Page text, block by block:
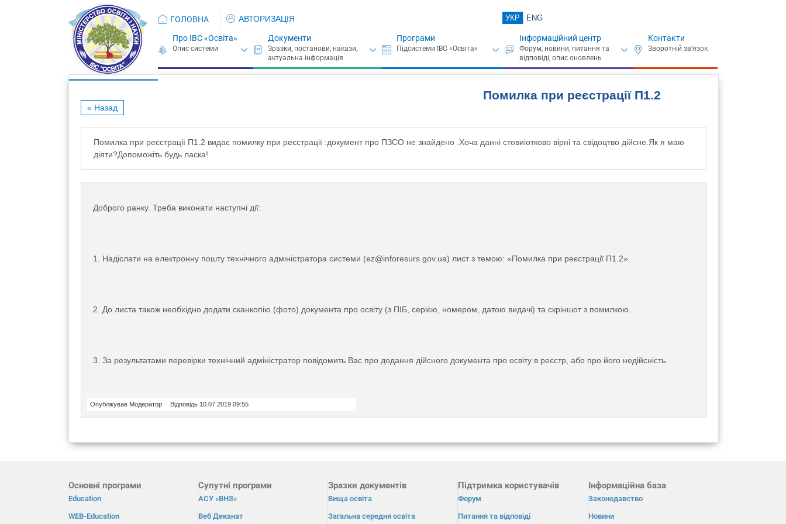
ГОЛОВНА АВТОРИЗАЦІЯ УКР ENG
Про ІВС «Освіта» Документи Програми Інформаційний центр Контакти
Помилка при реєстрації П1.2
« Назад
Помилка при реєстрації П1.2 видає помилку при реєстрації :документ про ПЗСО не знайдено .Хоча данні стовиіотково вірні та свідоцтво дійсне.Як я маю
діяти?Допоможіть будь ласка!
Доброго ранку. Треба виконати наступні дії:
1. Надіслати на електронну пошту технічного адміністратора системи (ez@inforesurs.gov.ua) лист з темою: «Помилка при реєстрації П1.2».
2. До листа також необхідно додати сканкопію (фото) документа про освіту (з ПІБ, серією, номером, датою видачі) та скріншот з помилкою.
3. За результатами перевірки технічний адміністратор повідомить Вас про додання дійсного документа про освіту в реєстр, або про його недійсність.
Опублікував Модератор Відповідь 10.07.2019 09:55
Основні програми
Education
WEB-Education
Супутні програми
АСУ «ВНЗ»
Веб Деканат
Зразки документів
Вища освіта
Загальна середня освіта
Підтримка користувачів
Форум
Питання та відповіді
Інформаційна база
Законодавство
Новини